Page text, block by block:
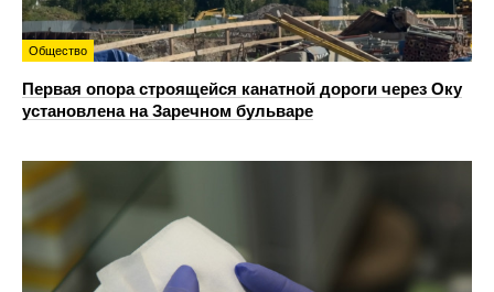
Общество
Первая опора строящейся канатной дороги через Оку
установлена на Заречном бульваре